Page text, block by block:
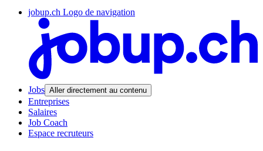
jobup.ch Logo de navigation
Jobs Aller directement au contenu
Entreprises
Salaires
Job Coach
Espace recruteurs